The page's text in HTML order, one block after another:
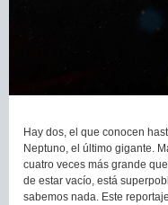
Hay dos, el que conocen
Neptuno, el último gigante.
cuatro veces más grande
de estar vacío, está
sabemos nada. Este